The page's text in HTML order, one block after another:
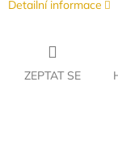
Detailní informace
ZEPTAT SE